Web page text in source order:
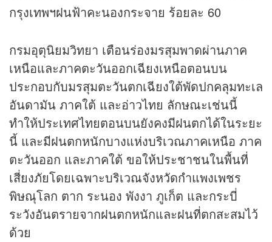
กรุงเทพฯฝนฟ้าคะนองกระจาย ร้อยละ 60
กรมอุตุนิยมวิทยา เตือนร่องมรสุมพาดผ่านภาค
เหนือและภาคตะวันออกเฉียงเหนือตอนบน
ประกอบกับมรสุมตะวันตกเฉียงใต้พัดปกคลุมทะเล
อันดามัน ภาคใต้ และอ่าวไทย ลักษณะเช่นนี้
ทำให้ประเทศไทยตอนบนยังคงมีฝนตกได้ในระยะ
นี้ และมีฝนตกหนักบางแห่งบริเวณภาคเหนือ ภาค
ตะวันออก และภาคใต้ ขอให้ประชาชนในพื้นที่
เสี่ยงภัยโดยเฉพาะบริเวณจังหวัดกำแพงเพชร
พิษณุโลก ตาก ระนอง พังงา ภูเก็ต และกระบี่
ระวังอันตรายจากฝนตกหนักและฝนที่ตกสะสมไว้
ด้วย